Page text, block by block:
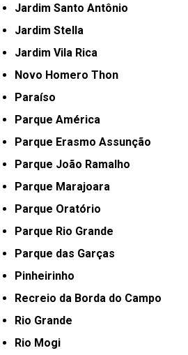
Jardim Santo Antônio
Jardim Stella
Jardim Vila Rica
Novo Homero Thon
Paraíso
Parque América
Parque Erasmo Assunção
Parque João Ramalho
Parque Marajoara
Parque Oratório
Parque Rio Grande
Parque das Garças
Pinheirinho
Recreio da Borda do Campo
Rio Grande
Rio Mogi